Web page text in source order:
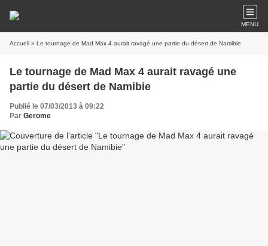
MENU
Accueil » Le tournage de Mad Max 4 aurait ravagé une partie du désert de Namibie
Le tournage de Mad Max 4 aurait ravagé une
partie du désert de Namibie
Publié le 07/03/2013 à 09:22
Par Gerome